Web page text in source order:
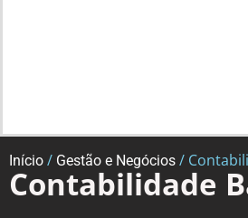
Início / Gestão e Negócios /
Contabilidade